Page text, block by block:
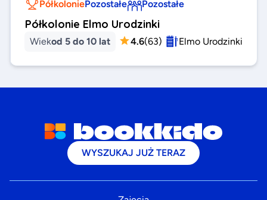
PółkoloniePozostałe Pozostałe
Półkolonie Elmo Urodzinki
Wiekod 5 do 10 lat 4.6(63) Elmo Urodzinki
WYSZUKAJ JUŻ TERAZ